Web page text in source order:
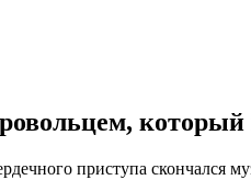
приступа скончался